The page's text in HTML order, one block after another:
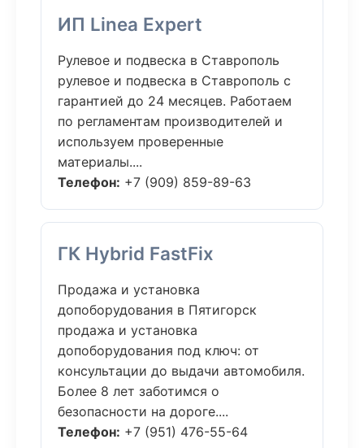
ИП Linea Expert
Рулевое и подвеска в Ставрополь
рулевое и подвеска в Ставрополь с
гарантией до 24 месяцев. Работаем
по регламентам производителей и
используем проверенные
материалы....
Телефон: +7 (909) 859-89-63
ГК Hybrid FastFix
Продажа и установка
допоборудования в Пятигорск
продажа и установка
допоборудования под ключ: от
консультации до выдачи автомобиля.
Более 8 лет заботимся о
безопасности на дороге....
Телефон: +7 (951) 476-55-64